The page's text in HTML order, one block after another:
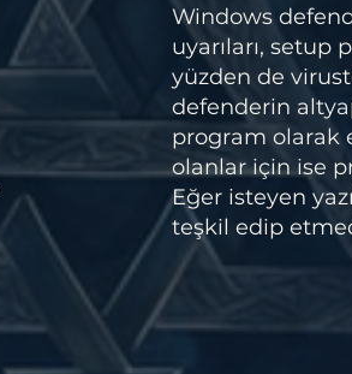
Windows
uyarıları, setup
yüzden de
defenderin
program olarak
olanlar için ise
Eğer isteyen
teşkil edip